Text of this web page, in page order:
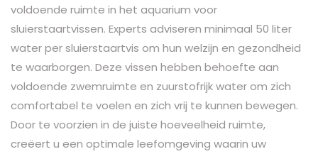
voldoende ruimte in het aquarium voor
sluierstaartvissen. Experts adviseren minimaal 50 liter
water per sluierstaartvis om hun welzijn en gezondheid
te waarborgen. Deze vissen hebben behoefte aan
voldoende zwemruimte en zuurstofrijk water om zich
comfortabel te voelen en zich vrij te kunnen bewegen.
Door te voorzien in de juiste hoeveelheid ruimte,
creëert u een optimale leefomgeving waarin uw